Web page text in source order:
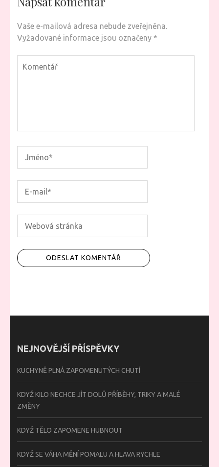
Vaše e-mailová adresa nebude zveřejněna.
Vyžadované informace jsou označeny *
NEJNOVĚJŠÍ PŘÍSPĚVKY
KUCHYNĚ PLNÁ ZAPOMENUTÝCH CHUTÍ
KDYŽ KILO NECHCE JÍT DOLŮ PŘÍBĚHY, TRIKY A MALÉ
ZMĚNY
KDYŽ TĚLO ZAPOMENE HUBNOUT
KDYŽ SE VÁHA MĚNÍ POMALU A HLAVA RYCHLE